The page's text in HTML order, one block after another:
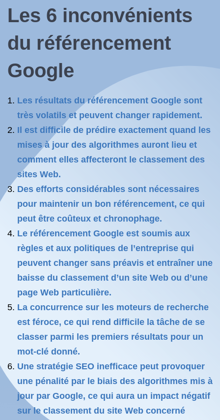
Les 6 inconvénients
du référencement
Google
Les résultats du référencement Google sont
très volatils et peuvent changer rapidement.
Il est difficile de prédire exactement quand les
mises à jour des algorithmes auront lieu et
comment elles affecteront le classement des
sites Web.
Des efforts considérables sont nécessaires
pour maintenir un bon référencement, ce qui
peut être coûteux et chronophage.
Le référencement Google est soumis aux
règles et aux politiques de l’entreprise qui
peuvent changer sans préavis et entraîner une
baisse du classement d’un site Web ou d’une
page Web particulière.
La concurrence sur les moteurs de recherche
est féroce, ce qui rend difficile la tâche de se
classer parmi les premiers résultats pour un
mot-clé donné.
Une stratégie SEO inefficace peut provoquer
une pénalité par le biais des algorithmes mis à
jour par Google, ce qui aura un impact négatif
sur le classement du site Web concerné